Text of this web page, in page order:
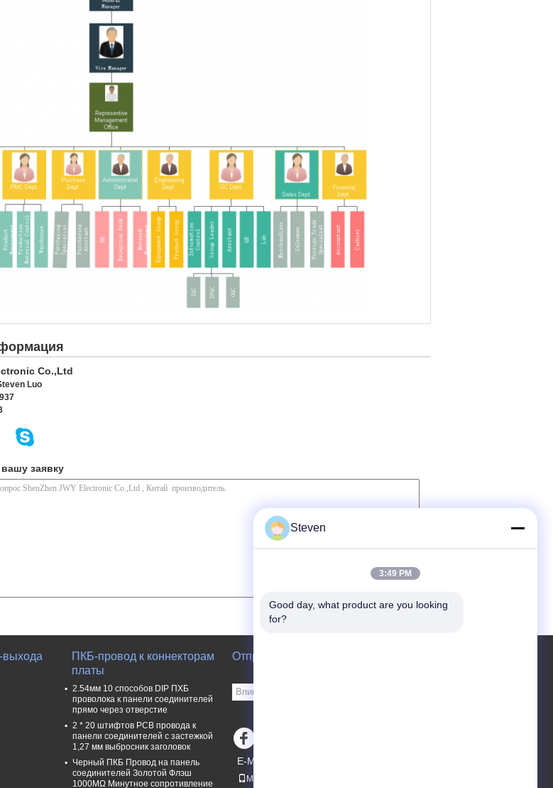
Co.,Ltd
Luo
заявку
выхода
ПКБ-провод к коннекторам
платы
2.54мм 10 способов DIP ПХБ
проволока к панели соединителей
прямо через отверстие
2 * 20 штифтов PCB провода к
панели соединителей с застежкой
1,27 мм выбросник заголовок
Черный ПКБ Провод на панель
соединителей Золотой Флэш
1000MΩ Минутное сопротивление
Отправить запрос
E-Mail
Мобильный сайт
Steven
3:49 PM
Good day, what product are you looking
for?